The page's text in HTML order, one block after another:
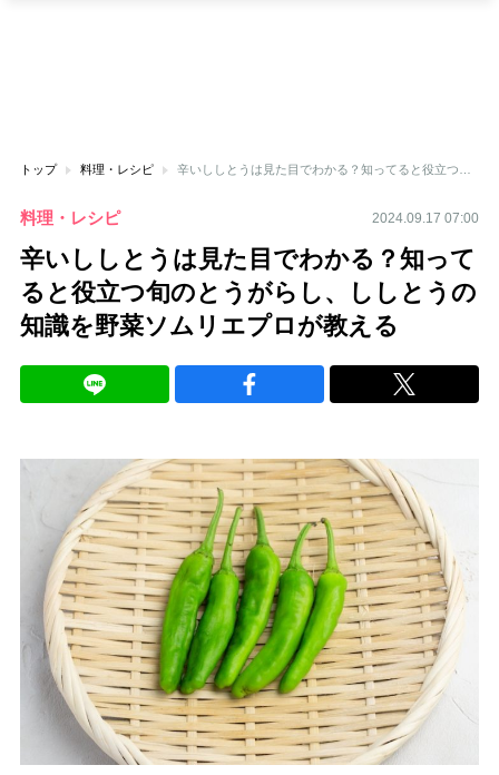
トップ 料理・レシピ
料理・レシピ 2024.09.17 07:00
辛いししとうは見た目でわかる？知って
ると役立つ旬のとうがらし、ししとうの
知識を野菜ソムリエプロが教える